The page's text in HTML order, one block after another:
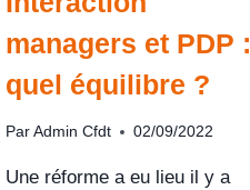
managers et PDP :
quel équilibre ?
Par Admin Cfdt 02/09/2022
Une réforme a eu lieu il y a